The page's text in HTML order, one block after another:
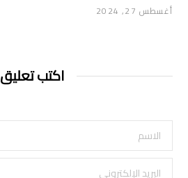
أغسطس 27, 2024
اكتب تعليق